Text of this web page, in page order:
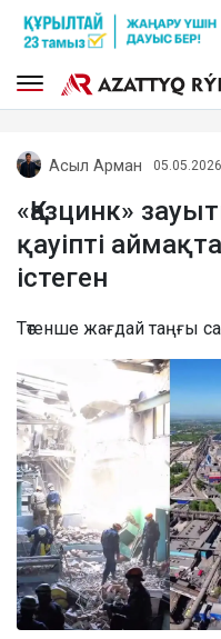
Асыл Арман
«Қазцинк»
қауіпті
істеген
Төтенше жағдай таңғы